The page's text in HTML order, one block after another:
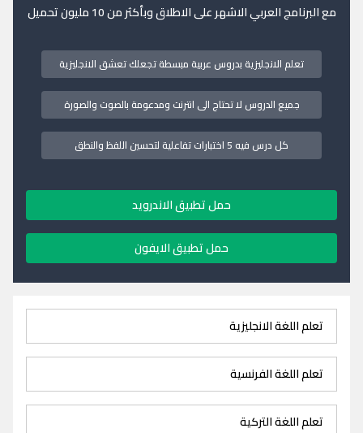
مع البرنامج العربي الاشهر على الاطلاق وبأكثر من 10 مليون تحميل
تعلم الانجليزية بدروس عربية مبسطة تجعلك تعشق الانجليزية
جميع الدروس لا تحتاج الى انترنت ومدعومة بالصوت والصورة
كل درس فيه 5 اختبارات تفاعلية لتحسين اللفظ والنطق
حمل تطبيق الاندرويد
حمل تطبيق الايفون
تعلم اللغة الانجليزية
تعلم اللغة الفرنسية
تعلم اللغة التركية